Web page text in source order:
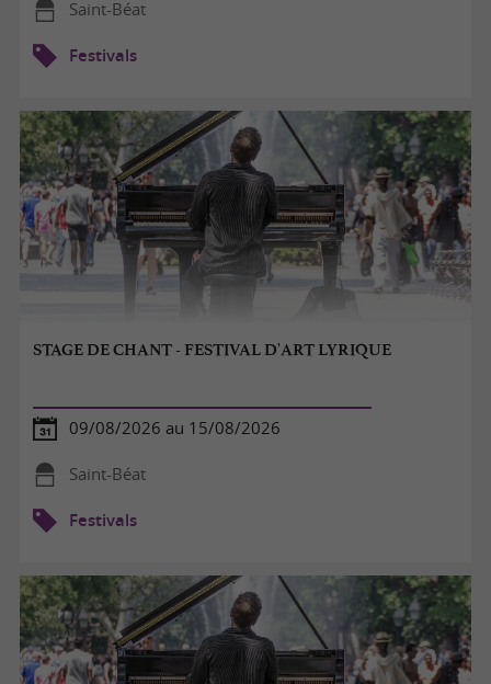
Saint-Béat
Festivals
STAGE DE CHANT - FESTIVAL D'ART LYRIQUE
09/08/2026 au 15/08/2026
Saint-Béat
Festivals